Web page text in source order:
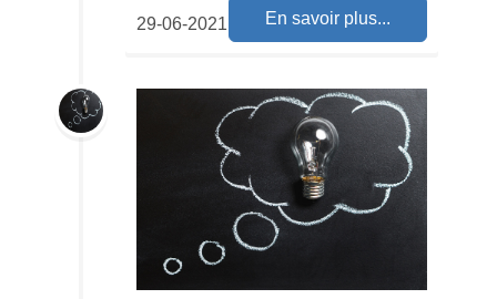
En savoir plus...
29-06-2021